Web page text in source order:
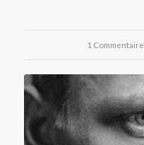
1 Commentaire
/